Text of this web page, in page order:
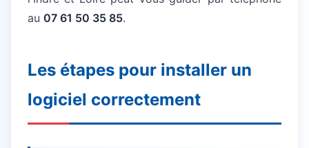
au 07 61 50 35 85.
Les étapes pour installer un
logiciel correctement